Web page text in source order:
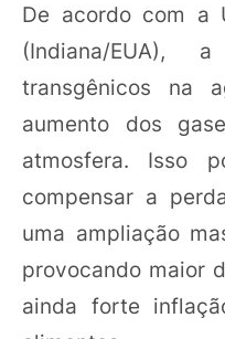
De acordo com a
(Indiana/
transgênicos na
aumento dos
atmosfera. Isso
compensar a
uma ampliação
provocando maior
ainda forte